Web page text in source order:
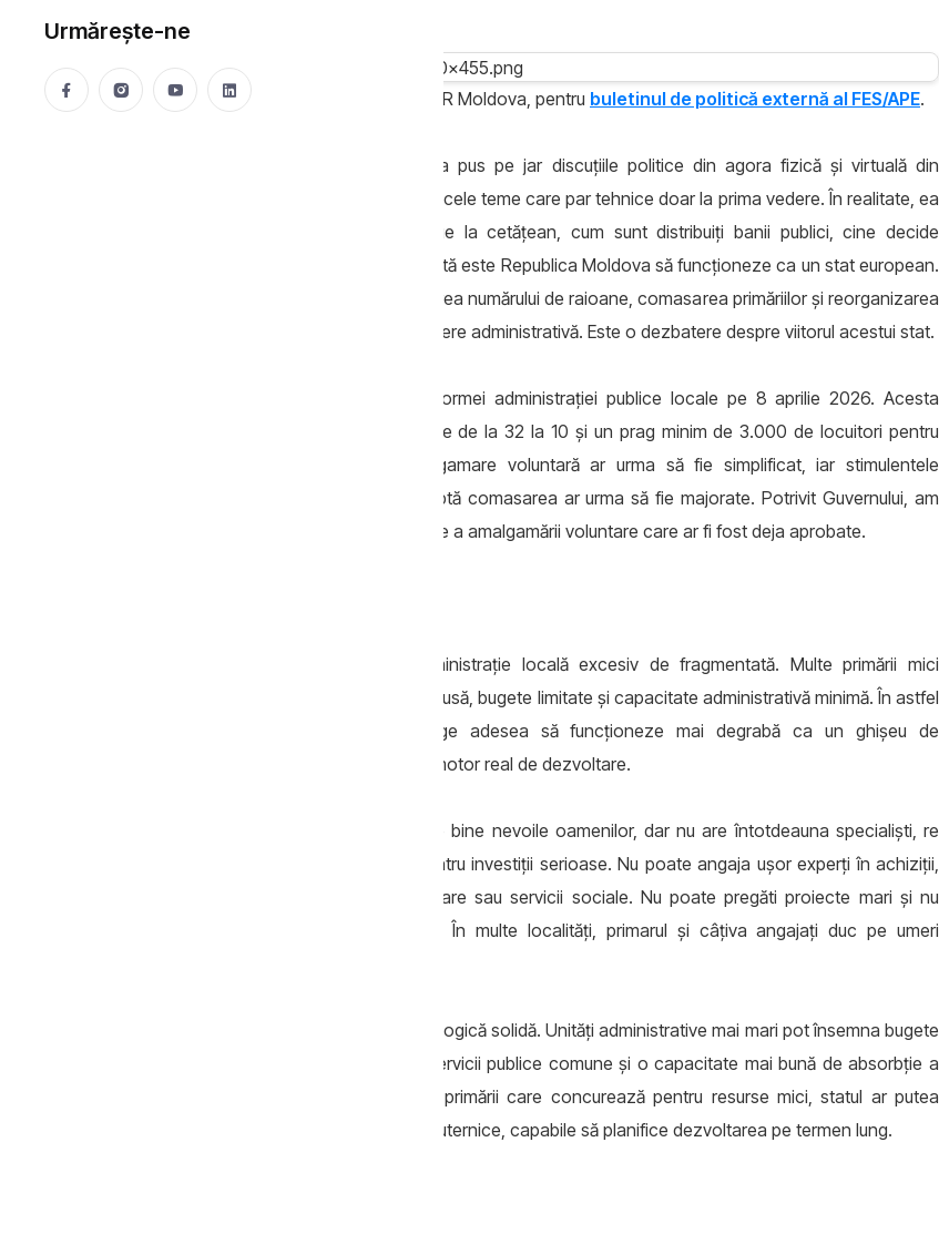
Urmărește-ne
Editorial de Mădălin Necșuțu, jurnalist TVR Moldova, pentru buletinul de politică externă al FES/APE.
Reforma administrației publice locale a pus pe jar discuțiile politice din agora fizică și virtuală din
Republica Moldova. Ea este una dintre acele teme care par tehnice doar la prima vedere. În realitate, ea
atinge direct felul în care statul ajunge la cetățean, cum sunt distribuiți banii publici, cine decide
dezvoltarea localităților și cât de pregătită este Republica Moldova să funcționeze ca un stat european.
Din acest motiv, discuția despre reducerea numărului de raioane, comasarea primăriilor și reorganizarea
serviciilor publice nu este doar o dezbatere administrativă. Este o dezbatere despre viitorul acestui stat.
Autoritățile au prezentat conceptul reformei administrației publice locale pe 8 aprilie 2026. Acesta
prevede reducerea numărului de raioane de la 32 la 10 și un prag minim de 3.000 de locuitori pentru
primării. În paralel, procesul de amalgamare voluntară ar urma să fie simplificat, iar stimulentele
financiare pentru localitățile care acceptă comasarea ar urma să fie majorate. Potrivit Guvernului, am
avea deja peste 320 de decizii de inițiere a amalgamării voluntare care ar fi fost deja aprobate.
Republica Moldova are astăzi o administrație locală excesiv de fragmentată. Multe primării mici
gestionează comunități cu populație redusă, bugete limitate și capacitate administrativă minimă. În astfel
de condiții, administrația locală ajunge adesea să funcționeze mai degrabă ca un ghișeu de
supraviețuire instituțională decât ca un motor real de dezvoltare.
O primărie mică poate cunoaște foarte bine nevoile oamenilor, dar nu are întotdeauna specialiști, re
surse sau capacitate de proiectare pentru investiții serioase. Nu poate angaja ușor experți în achiziții,
urbanism, atragere de fonduri, digitalizare sau servicii sociale. Nu poate pregăti proiecte mari și nu
poate asigura cofinanțări consistente. În multe localități, primarul și câțiva angajați duc pe umeri
Din această perspectivă, reforma are o logică solidă. Unități administrative mai mari pot însemna bugete
mai puternice, personal mai calificat, servicii publice comune și o capacitate mai bună de absorbție a
fondurilor. În loc de zeci sau sute de primării care concurează pentru resurse mici, statul ar putea
construi comunități administrative mai puternice, capabile să planifice dezvoltarea pe termen lung.